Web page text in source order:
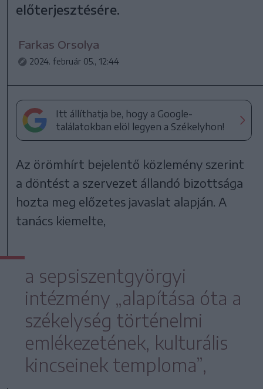
előterjesztésére.
Farkas Orsolya
2024. február 05., 12:44
Itt állíthatja be, hogy a Google-
találatokban elöl legyen a Székelyhon!
Az örömhírt bejelentő közlemény szerint
a döntést a szervezet állandó bizottsága
hozta meg előzetes javaslat alapján. A
tanács kiemelte,
a sepsiszentgyörgyi
intézmény „alapítása óta a
székelység történelmi
emlékezetének, kulturális
kincseinek temploma”,